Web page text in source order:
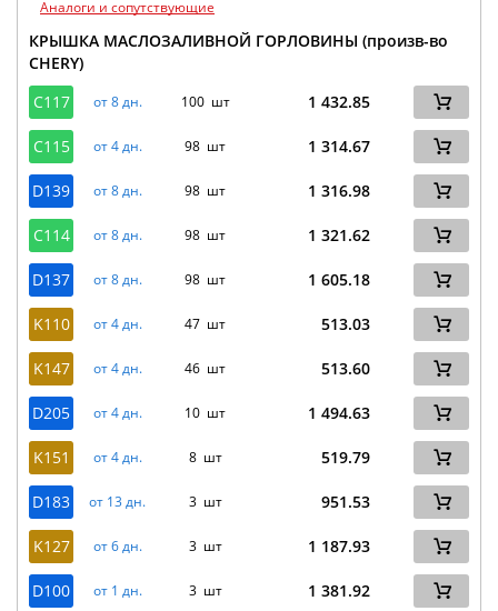
Аналоги и сопутствующие
КРЫШКА МАСЛОЗАЛИВНОЙ ГОРЛОВИНЫ (произв-во
CHERY)
C117
от 8 дн. 100 шт 1 432.85
C115 от 4 дн. 98 шт 1 314.67
D139 от 8 дн. 98 шт 1 316.98
C114 от 8 дн. 98 шт 1 321.62
D137 от 8 дн. 98 шт 1 605.18
K110 от 4 дн. 47 шт 513.03
K147 от 4 дн. 46 шт 513.60
D205 от 4 дн. 10 шт 1 494.63
K151 от 4 дн. 8 шт 519.79
D183 от 13 дн. 3 шт 951.53
K127 от 6 дн. 3 шт 1 187.93
D100 от 1 дн. 3 шт 1 381.92